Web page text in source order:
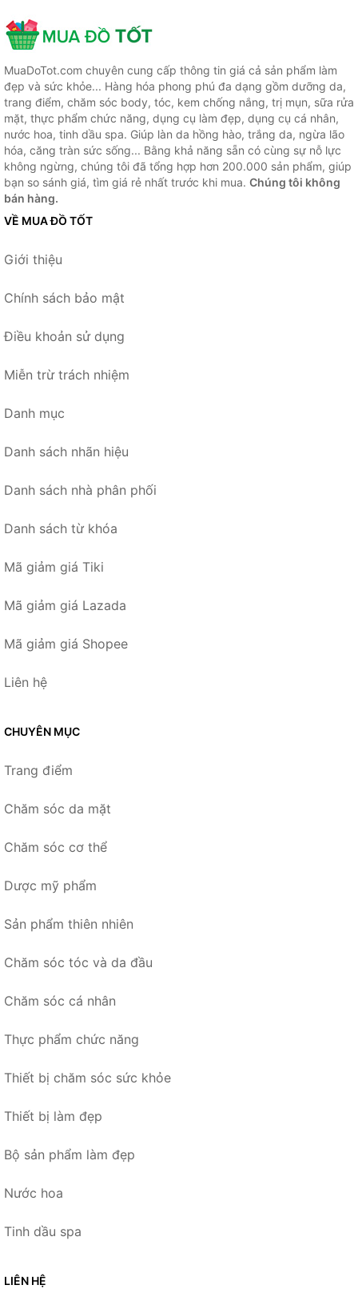
MuaDoTot.com chuyên cung cấp thông tin giá cả sản phẩm làm
đẹp và sức khỏe... Hàng hóa phong phú đa dạng gồm dưỡng da,
trang điểm, chăm sóc body, tóc, kem chống nắng, trị mụn, sữa rửa
mặt, thực phẩm chức năng, dụng cụ làm đẹp, dụng cụ cá nhân,
nước hoa, tinh dầu spa. Giúp làn da hồng hào, trắng da, ngừa lão
hóa, căng tràn sức sống... Bằng khả năng sẵn có cùng sự nỗ lực
không ngừng, chúng tôi đã tổng hợp hơn 200.000 sản phẩm, giúp
bạn so sánh giá, tìm giá rẻ nhất trước khi mua. Chúng tôi không
bán hàng.
VỀ MUA ĐỒ TỐT
Giới thiệu
Chính sách bảo mật
Điều khoản sử dụng
Miễn trừ trách nhiệm
Danh mục
Danh sách nhãn hiệu
Danh sách nhà phân phối
Danh sách từ khóa
Mã giảm giá Tiki
Mã giảm giá Lazada
Mã giảm giá Shopee
Liên hệ
CHUYÊN MỤC
Trang điểm
Chăm sóc da mặt
Chăm sóc cơ thể
Dược mỹ phẩm
Sản phẩm thiên nhiên
Chăm sóc tóc và da đầu
Chăm sóc cá nhân
Thực phẩm chức năng
Thiết bị chăm sóc sức khỏe
Thiết bị làm đẹp
Bộ sản phẩm làm đẹp
Nước hoa
Tinh dầu spa
LIÊN HỆ